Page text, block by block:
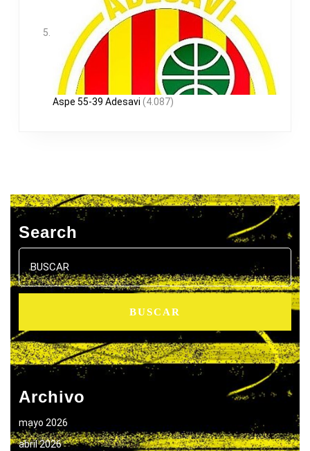
Aspe 55-39 Adesavi (4.087)
Search
Buscar:
Archivo
mayo 2026
abril 2026